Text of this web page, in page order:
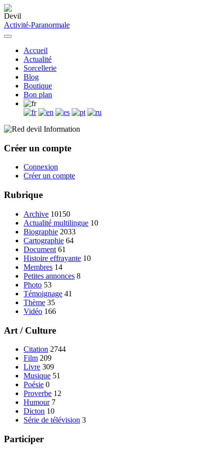
Activité-Paranormale
Accueil
Actualité
Sorcellerie
Blog
Boutique
Bon plan
Information
Créer un compte
Connexion
Créer un compte
Rubrique
Archive 10150
Actualité multilingue 10
Biographie 2033
Cartographie 64
Document 61
Histoire effrayante 10
Membres 14
Petites annonces 8
Photo 53
Témoignage 41
Thème 35
Vidéo 166
Art / Culture
Citation 2744
Film 209
Livre 309
Musique 51
Poésie 0
Proverbe 12
Humour 7
Dicton 10
Série de télévision 3
Participer